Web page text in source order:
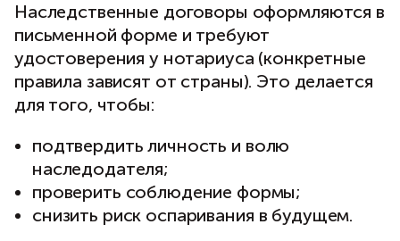
Наследственные договоры оформляются в
письменной форме и требуют
удостоверения у нотариуса (конкретные
правила зависят от страны). Это делается
для того, чтобы:
подтвердить личность и волю
наследодателя;
проверить соблюдение формы;
снизить риск оспаривания в будущем.